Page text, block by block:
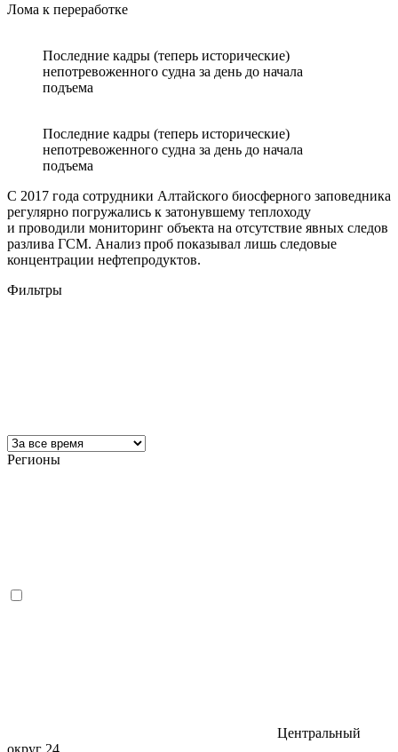
Лома к переработке
Последние кадры (теперь исторические)
непотревоженного судна за день до начала
подъема
Последние кадры (теперь исторические)
непотревоженного судна за день до начала
подъема
С 2017 года сотрудники Алтайского биосферного заповедника
регулярно погружались к затонувшему теплоходу
и проводили мониторинг объекта на отсутствие явных следов
разлива ГСМ. Анализ проб показывал лишь следовые
концентрации нефтепродуктов.
Фильтры
Регионы
Центральный